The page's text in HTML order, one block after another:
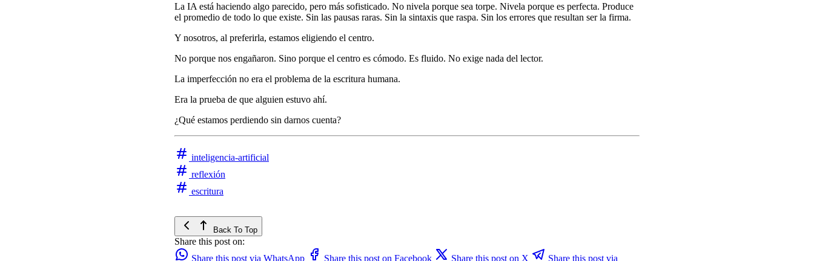
La IA está haciendo algo parecido, pero más sofisticado. No nivela porque sea torpe. Nivela porque es perfecta. Produce
el promedio de todo lo que existe. Sin las pausas raras. Sin la sintaxis que raspa. Sin los errores que resultan ser la firma.
Y nosotros, al preferirla, estamos eligiendo el centro.
No porque nos engañaron. Sino porque el centro es cómodo. Es fluido. No exige nada del lector.
La imperfección no era el problema de la escritura humana.
Era la prueba de que alguien estuvo ahí.
¿Qué estamos perdiendo sin darnos cuenta?
inteligencia-artificial
reflexión
escritura
Back To Top
Share this post on:
Share this post via WhatsApp
Share this post on Facebook Share this post on X
Share this post via